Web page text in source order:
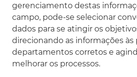
gerenciamento destas
campo, pode-se selecionar
dados para se atingir os
direcionando as informações às
departamentos corretos e
melhorar os processos.